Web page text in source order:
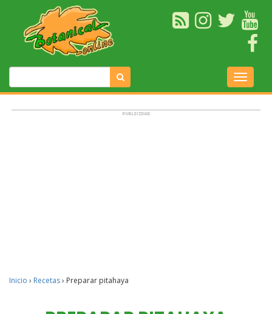
Inicio › Recetas› Preparar pitahaya